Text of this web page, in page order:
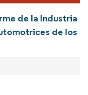
de la Industria
de los